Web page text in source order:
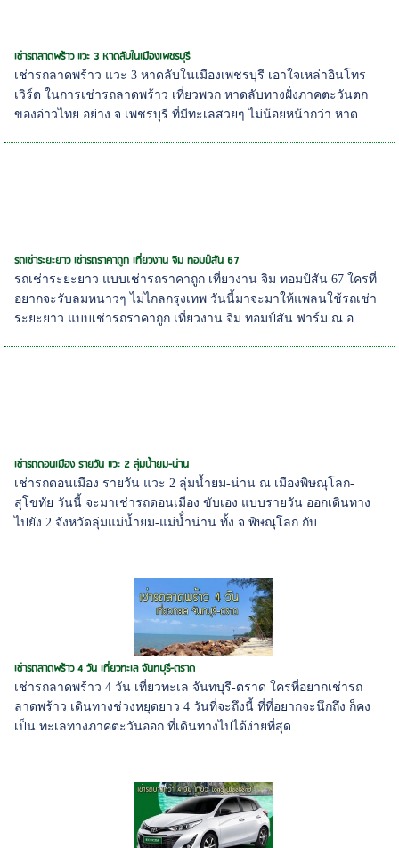
เช่ารถลาดพร้าว แวะ 3 หาดลับในเมืองเพชรบุรี
เช่ารถลาดพร้าว แวะ 3 หาดลับในเมืองเพชรบุรี เอาใจเหล่าอินโทร
เวิร์ต ในการเช่ารถลาดพร้าว เที่ยวพวก หาดลับทางฝั่งภาคตะวันตก
ของอ่าวไทย อย่าง จ.เพชรบุรี ที่มีทะเลสวยๆ ไม่น้อยหน้ากว่า หาด...
รถเช่าระยะยาว เช่ารถราคาถูก เที่ยวงาน จิม ทอมป์สัน 67
รถเช่าระยะยาว แบบเช่ารถราคาถูก เที่ยวงาน จิม ทอมป์สัน 67 ใครที่
อยากจะรับลมหนาวๆ ไม่ไกลกรุงเทพ วันนี้มาจะมาให้แพลนใช้รถเช่า
ระยะยาว แบบเช่ารถราคาถูก เที่ยวงาน จิม ทอมป์สัน ฟาร์ม ณ อ....
เช่ารถดอนเมือง รายวัน แวะ 2 ลุ่มน้ำยม-น่าน
เช่ารถดอนเมือง รายวัน แวะ 2 ลุ่มน้ำยม-น่าน ณ เมืองพิษณุโลก-
สุโขทัย วันนี้ จะมาเช่ารถดอนเมือง ขับเอง แบบรายวัน ออกเดินทาง
ไปยัง 2 จังหวัดลุ่มแม่น้ำยม-แม่น้่ำน่าน ทั้ง จ.พิษณุโลก กับ ...
เช่ารถลาดพร้าว 4 วัน เที่ยวทะเล จันทบุรี-ตราด
เช่ารถลาดพร้าว 4 วัน เที่ยวทะเล จันทบุรี-ตราด ใครที่อยากเช่ารถ
ลาดพร้าว เดินทางช่วงหยุดยาว 4 วันที่จะถึงนี้ ที่ที่อยากจะนึกถึง ก็คง
เป็น ทะเลทางภาคตะวันออก ที่เดินทางไปได้ง่ายที่สุด ...